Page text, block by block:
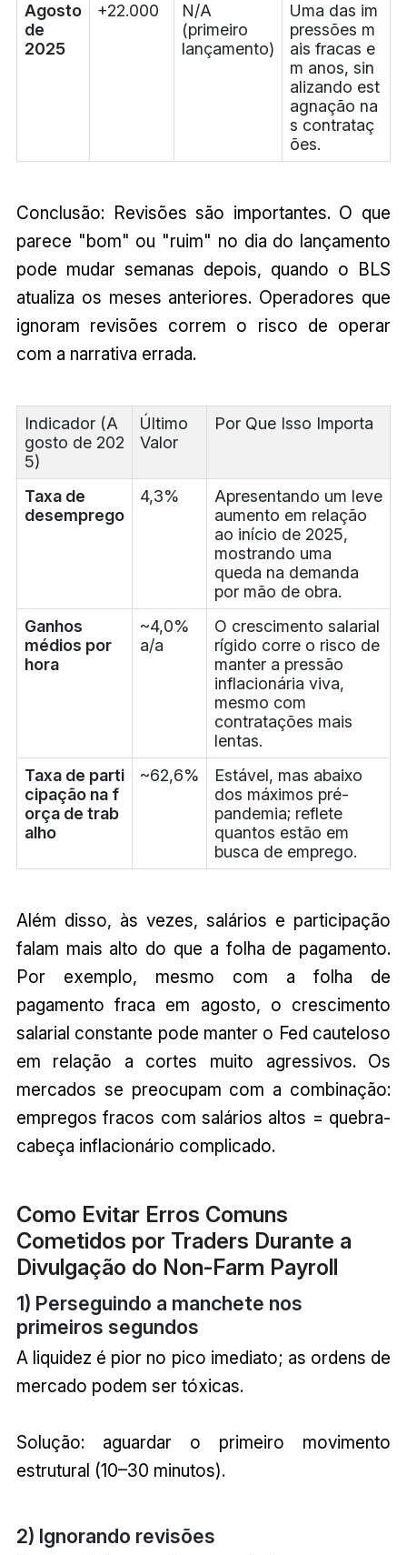
Agosto
de
2025
+22.000
N/A
(primeiro
lançamento)
Uma das im
pressões m
ais fracas e
m anos, sin
alizando est
agnação na
s contrataç
ões.
Conclusão: Revisões são importantes. O que
parece "bom" ou "ruim" no dia do lançamento
pode mudar semanas depois, quando o BLS
atualiza os meses anteriores. Operadores que
ignoram revisões correm o risco de operar
com a narrativa errada.
Indicador (A
gosto de 202
5)
Último
Valor
Por Que Isso Importa
Taxa de
desemprego
4,3%
Apresentando um leve
aumento em relação
ao início de 2025,
mostrando uma
queda na demanda
por mão de obra.
Ganhos
médios por
hora
~4,0%
a/a
O crescimento salarial
rígido corre o risco de
manter a pressão
inflacionária viva,
mesmo com
contratações mais
lentas.
Taxa de parti
cipação na f
orça de trab
alho
~62,6%
Estável, mas abaixo
dos máximos pré-
pandemia; reflete
quantos estão em
busca de emprego.
Além disso, às vezes, salários e participação
falam mais alto do que a folha de pagamento.
Por exemplo, mesmo com a folha de
pagamento fraca em agosto, o crescimento
salarial constante pode manter o Fed cauteloso
em relação a cortes muito agressivos. Os
mercados se preocupam com a combinação:
empregos fracos com salários altos = quebra-
cabeça inflacionário complicado.
Como Evitar Erros Comuns
Cometidos por Traders Durante a
Divulgação do Non-Farm Payroll
1) Perseguindo a manchete nos
primeiros segundos
A liquidez é pior no pico imediato; as ordens de
mercado podem ser tóxicas.
Solução: aguardar o primeiro movimento
estrutural (10–30 minutos).
2) Ignorando revisões